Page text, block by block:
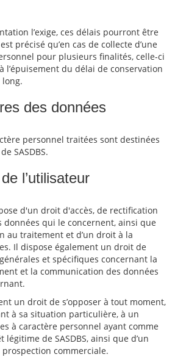
l’exige, ces délais pourront être
précisé qu’en cas de collecte d’une
pour plusieurs finalités, celle-ci
l’épuisement du délai de conservation
long.
des données
personnel traitées sont destinées
SASDBS.
l’utilisateur
d'un droit d'accès, de rectification
données qui le concernent, ainsi que
au traitement et d’un droit à la
Il dispose également un droit de
et spécifiques concernant la
et la communication des données
un droit de s’opposer à tout moment,
à sa situation particulière, à un
à caractère personnel ayant comme
de SASDBS, ainsi que d’un
commerciale.